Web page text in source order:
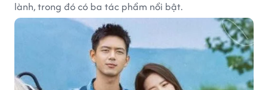
lành, trong đó có ba tác phẩm nổi bật.